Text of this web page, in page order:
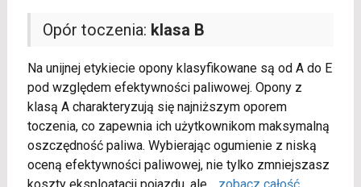
Opór toczenia: klasa B
Na unijnej etykiecie opony klasyfikowane są od A do E
pod względem efektywności paliwowej. Opony z
klasą A charakteryzują się najniższym oporem
toczenia, co zapewnia ich użytkownikom maksymalną
oszczędność paliwa. Wybierając ogumienie z niską
oceną efektywności paliwowej, nie tylko zmniejszasz